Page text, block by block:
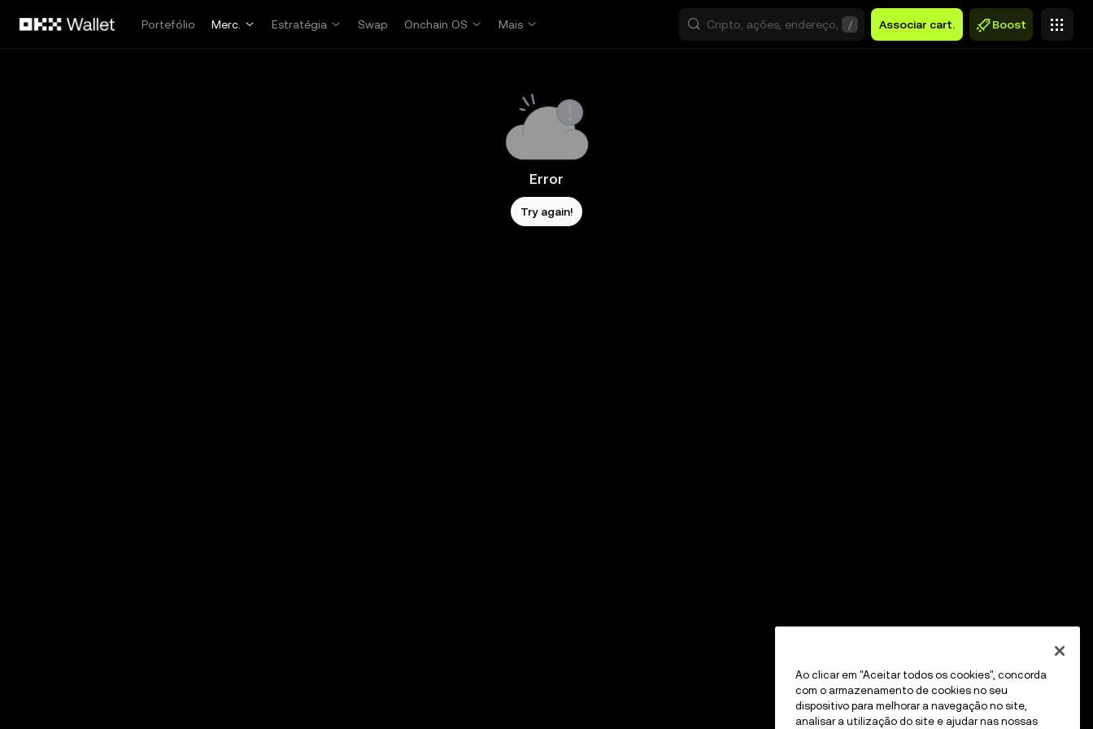
Portefólio
Merc. Estratégia Swap Onchain OS Mais / Associar cart. Boost
Error
Try again!
Ao clicar em "Aceitar todos os cookies", concorda
com o armazenamento de cookies no seu
dispositivo para melhorar a navegação no site,
analisar a utilização do site e ajudar nas nossas